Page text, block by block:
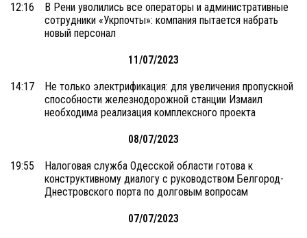
12:16
В Рени уволились все операторы и административные
сотрудники «Укрпочты»: компания пытается набрать
новый персонал
11/07/2023
14:17
Не только электрификация: для увеличения пропускной
способности железнодорожной станции Измаил
необходима реализация комплексного проекта
08/07/2023
19:55
Налоговая служба Одесской области готова к
конструктивному диалогу с руководством Белгород-
Днестровского порта по долговым вопросам
07/07/2023